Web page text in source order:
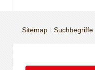
Sitemap Suchbegriffe